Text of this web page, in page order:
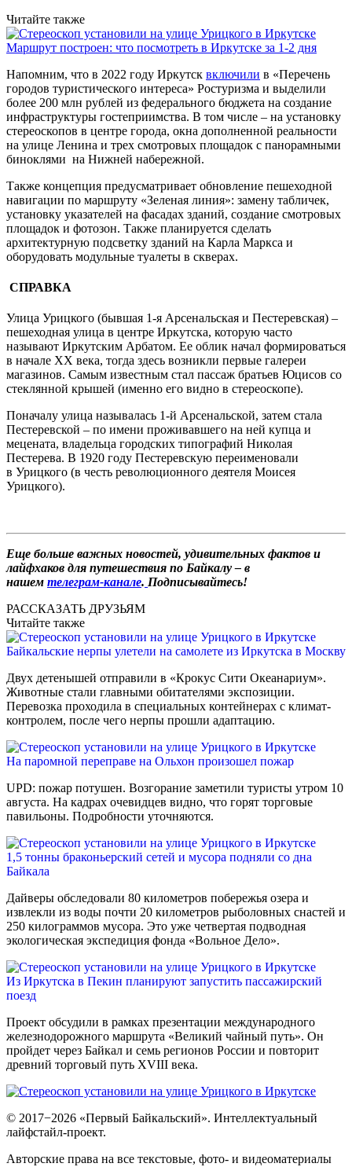
Читайте также
Маршрут построен: что посмотреть в Иркутске за 1-2 дня
Напомним, что в 2022 году Иркутск включили в «Перечень
городов туристического интереса» Ростуризма и выделили
более 200 млн рублей из федерального бюджета на создание
инфраструктуры гостеприимства. В том числе – на установку
стереоскопов в центре города, окна дополненной реальности
на улице Ленина и трех смотровых площадок с панорамными
биноклями на Нижней набережной.
Также концепция предусматривает обновление пешеходной
навигации по маршруту «Зеленая линия»: замену табличек,
установку указателей на фасадах зданий, создание смотровых
площадок и фотозон. Также планируется сделать
архитектурную подсветку зданий на Карла Маркса и
оборудовать модульные туалеты в скверах.
СПРАВКА
Улица Урицкого (бывшая 1-я Арсенальская и Пестеревская) –
пешеходная улица в центре Иркутска, которую часто
называют Иркутским Арбатом. Ее облик начал формироваться
в начале XX века, тогда здесь возникли первые галереи
магазинов. Самым известным стал пассаж братьев Юцисов со
стеклянной крышей (именно его видно в стереоскопе).
Поначалу улица называлась 1-й Арсенальской, затем стала
Пестеревской – по имени проживавшего на ней купца и
мецената, владельца городских типографий Николая
Пестерева. В 1920 году Пестеревскую переименовали
в Урицкого (в честь революционного деятеля Моисея
Урицкого).
Еще больше важных новостей, удивительных фактов и
лайфхаков для путешествия по Байкалу – в
нашем телеграм-канале. Подписывайтесь!
РАССКАЗАТЬ ДРУЗЬЯМ
Читайте также
Байкальские нерпы улетели на самолете из Иркутска в Москву
Двух детенышей отправили в «Крокус Сити Океанариум».
Животные стали главными обитателями экспозиции.
Перевозка проходила в специальных контейнерах с климат-
контролем, после чего нерпы прошли адаптацию.
На паромной переправе на Ольхон произошел пожар
UPD: пожар потушен. Возгорание заметили туристы утром 10
августа. На кадрах очевидцев видно, что горят торговые
павильоны. Подробности уточняются.
1,5 тонны браконьерский сетей и мусора подняли со дна
Байкала
Дайверы обследовали 80 километров побережья озера и
извлекли из воды почти 20 километров рыболовных снастей и
250 килограммов мусора. Это уже четвертая подводная
экологическая экспедиция фонда «Вольное Дело».
Из Иркутска в Пекин планируют запустить пассажирский
поезд
Проект обсудили в рамках презентации международного
железнодорожного маршрута «Великий чайный путь». Он
пройдет через Байкал и семь регионов России и повторит
древний торговый путь XVIII века.
© 2017−2026 «Первый Байкальский». Интеллектуальный
лайфстайл-проект.
Авторские права на все текстовые, фото- и видеоматериалы